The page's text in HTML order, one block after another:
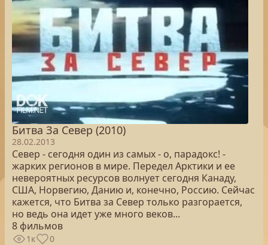
Битва За Север (2010)
28.02.2013
Север - сегодня один из самых - о, парадокс! -
жарких регионов в мире. Передел Арктики и ее
невероятных ресурсов волнует сегодня Канаду,
США, Норвегию, Данию и, конечно, Россию. Сейчас
кажется, что Битва за Север только разгорается,
но ведь она идет уже много веков...
8 фильмов
1к 0